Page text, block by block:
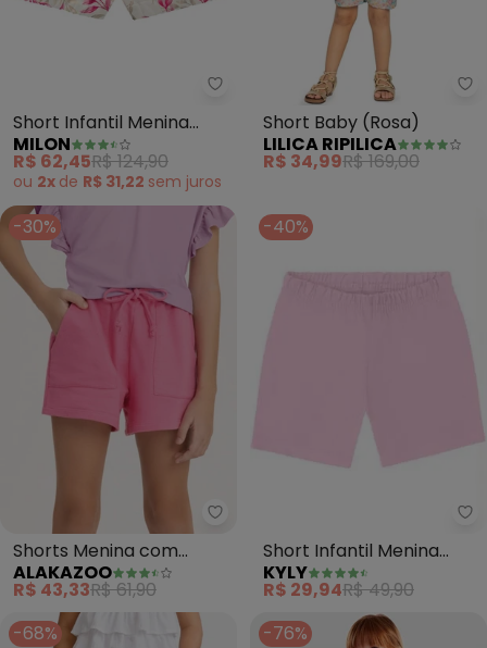
Milon - Short Infantil Menina
Short Infantil Menina
Folhagem (Rosa)
MILON
R$ 62,45R$ 124,90
ou 2x de R$ 31,22 sem juros
Short Baby (Rosa)
LILICA RIPILICA
R$ 34,99R$ 169,00
-30%
Alakazoo - Shorts Menina com
Shorts Menina com
Bolsos em Moletom
(Rosa)
ALAKAZOO
R$ 43,33R$ 61,90
-40%
Short Infantil Menina
(Rosa)
KYLY
R$ 29,94R$ 49,90
-68%
-76%